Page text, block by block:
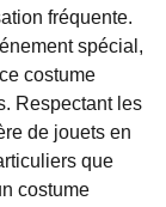
fréquente.
spécial,
costume
Respectant les
de jouets en
que
costume